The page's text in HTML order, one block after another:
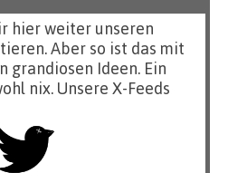
hier weiter unseren
Aber so ist das mit
grandiosen Ideen. Ein
nix. Unsere X-Feeds